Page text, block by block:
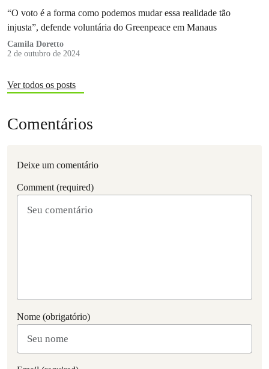
“O voto é a forma como podemos mudar essa realidade tão
injusta”, defende voluntária do Greenpeace em Manaus
Camila Doretto
2 de outubro de 2024
Ver todos os posts
Comentários
Deixe um comentário
Comment (required)
Nome (obrigatório)